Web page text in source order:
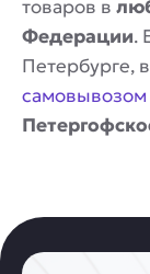
товаров в
Федерации.
Петербурге,
самовывозом